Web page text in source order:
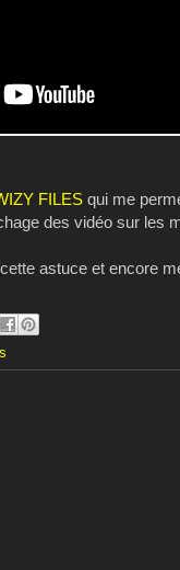
FILESqui me
des vidéo sur les
astuce et encore